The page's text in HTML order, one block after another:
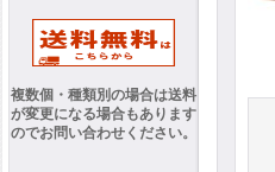
複数個・種類別の場合は送料
が変更になる場合もあります
のでお問い合わせください。